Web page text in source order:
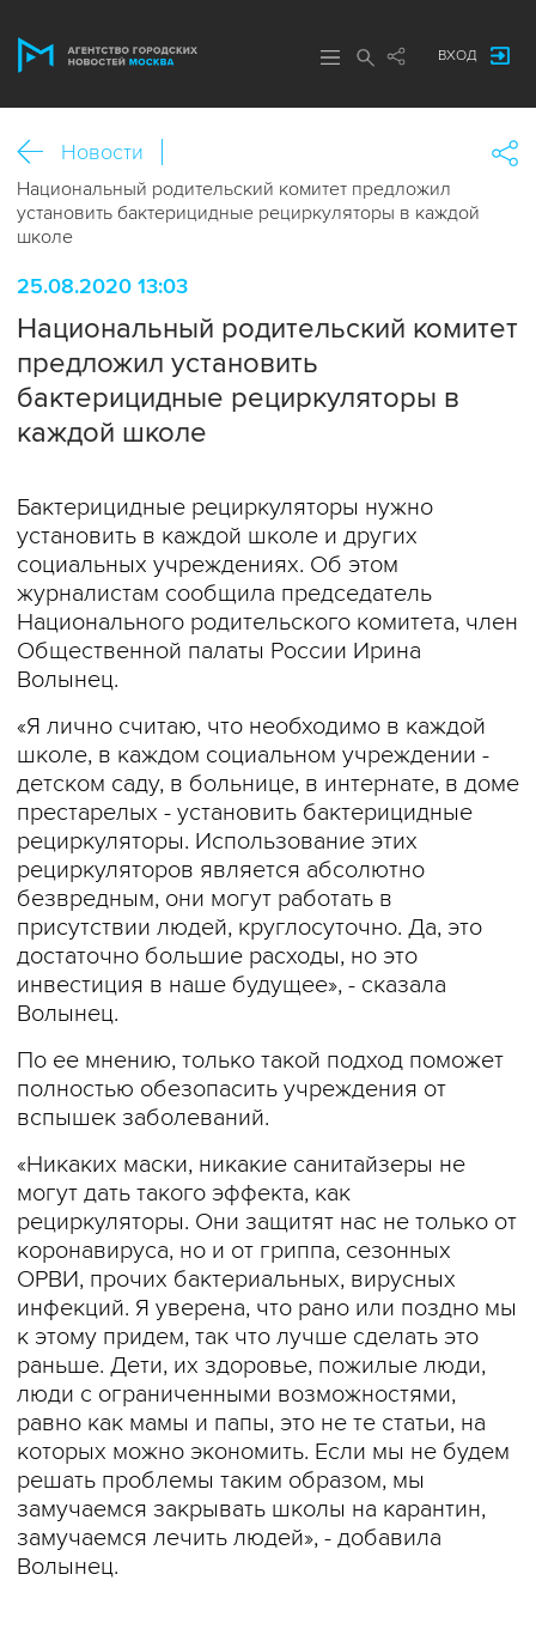
ВХОД
Новости
Национальный родительский комитет предложил
установить бактерицидные рециркуляторы в каждой
школе
25.08.2020 13:03
Национальный родительский комитет
предложил установить
бактерицидные рециркуляторы в
каждой школе
Бактерицидные рециркуляторы нужно
установить в каждой школе и других
социальных учреждениях. Об этом
журналистам сообщила председатель
Национального родительского комитета, член
Общественной палаты России Ирина
Волынец.
«Я лично считаю, что необходимо в каждой
школе, в каждом социальном учреждении -
детском саду, в больнице, в интернате, в доме
престарелых - установить бактерицидные
рециркуляторы. Использование этих
рециркуляторов является абсолютно
безвредным, они могут работать в
присутствии людей, круглосуточно. Да, это
достаточно большие расходы, но это
инвестиция в наше будущее», - сказала
Волынец.
По ее мнению, только такой подход поможет
полностью обезопасить учреждения от
вспышек заболеваний.
«Никаких маски, никакие санитайзеры не
могут дать такого эффекта, как
рециркуляторы. Они защитят нас не только от
коронавируса, но и от гриппа, сезонных
ОРВИ, прочих бактериальных, вирусных
инфекций. Я уверена, что рано или поздно мы
к этому придем, так что лучше сделать это
раньше. Дети, их здоровье, пожилые люди,
люди с ограниченными возможностями,
равно как мамы и папы, это не те статьи, на
которых можно экономить. Если мы не будем
решать проблемы таким образом, мы
замучаемся закрывать школы на карантин,
замучаемся лечить людей», - добавила
Волынец.